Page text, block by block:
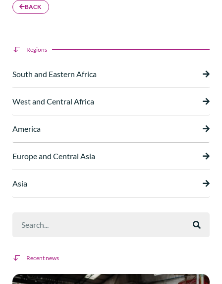
BACK
Regions
South and Eastern Africa
West and Central Africa
America
Europe and Central Asia
Asia
Recent news